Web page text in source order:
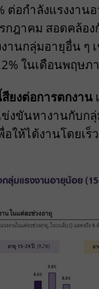
ต่อกำลังแรงงา
กฎาคม สอดคล้อ
านกลุ่มอายุอื่น ๆ
ในเดือนพฤษภ
ยงต่อการตกงาน
งขันหางานกับก
ให้ได้งานโดยเร็ว